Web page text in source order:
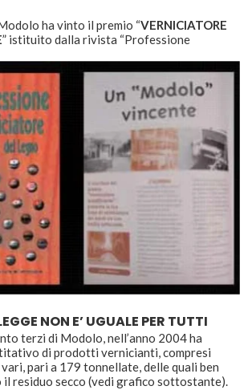
ha vinto il premio “VERNICIATORE
” istituito dalla rivista “Professione
NON E’ UGUALE PER TUTTI
terzi di Modolo, nell’anno 2004 ha
di prodotti vernicianti, compresi
pari a 179 tonnellate, delle quali ben
residuo secco (vedi grafico sottostante).